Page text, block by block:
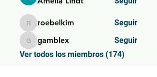
roebelkim
roebelkim Seguir
gamblex
gamblex
Seguir
Ver todos los miembros (174)